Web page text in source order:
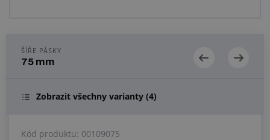
ŠÍŘE PÁSKY
75 mm
Zobrazit všechny varianty (4)
Kód produktu: 00109075